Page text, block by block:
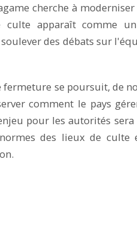
cherche à
apparaît comme
des débats sur
fermeture se poursuit, de
comment le pays
pour les autorités
des lieux de culte